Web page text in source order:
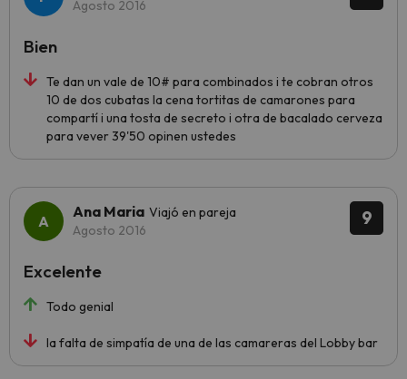
Agosto 2016
Te dan un vale de 10# para combinados i te cobran otros
10 de dos cubatas la cena tortitas de camarones para
compartí i una tosta de secreto i otra de bacalado cerveza
para vever 39'50 opinen ustedes
Bien
9
Ana Maria Viajó en pareja
Agosto 2016
Todo genial
la falta de simpatía de una de las camareras del Lobby bar
Excelente